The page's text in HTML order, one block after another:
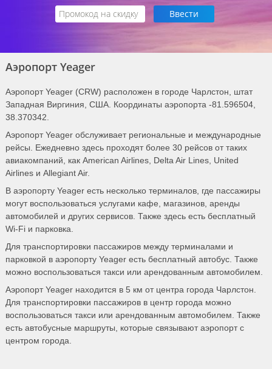
Аэропорт Yeager
Аэропорт Yeager (CRW) расположен в городе Чарлстон, штат
Западная Виргиния, США. Координаты аэропорта -81.596504,
38.370342.
Аэропорт Yeager обслуживает региональные и международные
рейсы. Ежедневно здесь проходят более 30 рейсов от таких
авиакомпаний, как American Airlines, Delta Air Lines, United
Airlines и Allegiant Air.
В аэропорту Yeager есть несколько терминалов, где пассажиры
могут воспользоваться услугами кафе, магазинов, аренды
автомобилей и других сервисов. Также здесь есть бесплатный
Wi-Fi и парковка.
Для транспортировки пассажиров между терминалами и
парковкой в аэропорту Yeager есть бесплатный автобус. Также
можно воспользоваться такси или арендованным автомобилем.
Аэропорт Yeager находится в 5 км от центра города Чарлстон.
Для транспортировки пассажиров в центр города можно
воспользоваться такси или арендованным автомобилем. Также
есть автобусные маршруты, которые связывают аэропорт с
центром города.